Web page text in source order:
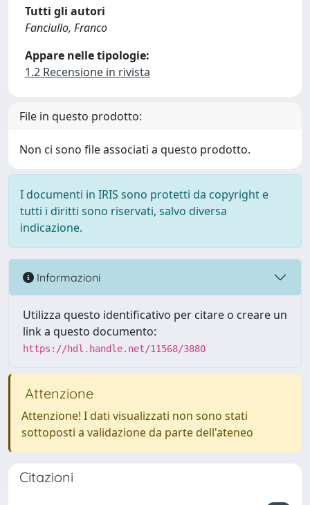
Tutti gli autori
Fanciullo, Franco
Appare nelle tipologie:
1.2 Recensione in rivista
File in questo prodotto:
Non ci sono file associati a questo prodotto.
I documenti in IRIS sono protetti da copyright e
tutti i diritti sono riservati, salvo diversa
indicazione.
Informazioni
Utilizza questo identificativo per citare o creare un
link a questo documento:
https://hdl.handle.net/11568/3880
Attenzione
Attenzione! I dati visualizzati non sono stati
sottoposti a validazione da parte dell'ateneo
Citazioni